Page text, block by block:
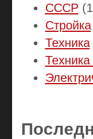
СССР
Стройка
Техника